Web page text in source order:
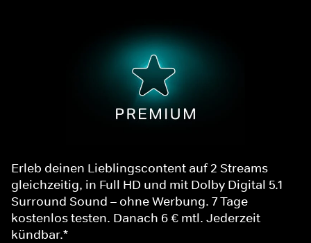
Erleb deinen Lieblingscontent auf 2 Streams
gleichzeitig, in Full HD und mit Dolby Digital 5.1
Surround Sound – ohne Werbung. 7 Tage
kostenlos testen. Danach 6 € mtl. Jederzeit
kündbar.*